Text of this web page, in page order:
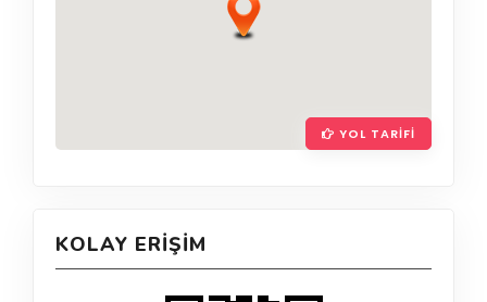
YOL TARIFI
KOLAY ERIŞIM